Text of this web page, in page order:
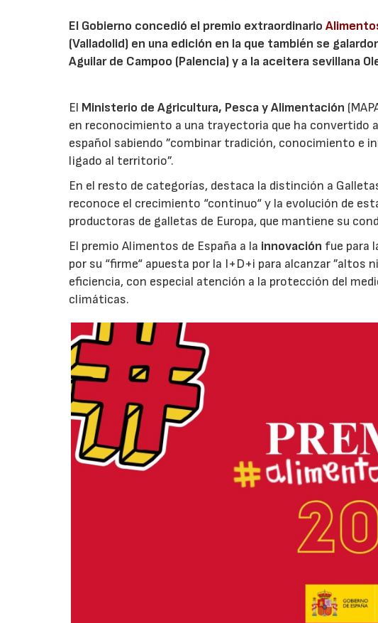
El Gobierno concedió el premio extraordinario
(Valladolid) en una edición en la que también se
Aguilar de Campoo (Palencia) y a la aceitera sevillana
El Ministerio de Agricultura, Pesca y Alimentación
en reconocimiento a una trayectoria que ha convertido
español sabiendo ”combinar tradición, conocimiento e
ligado al territorio”.
En el resto de categorías, destaca la distinción a
reconoce el crecimiento “continuo“ y la evolución de
productoras de galletas de Europa, que mantiene su
El premio Alimentos de España a la innovación fue para
por su “firme“ apuesta por la I+D+i para alcanzar
eficiencia, con especial atención a la protección del
climáticas.